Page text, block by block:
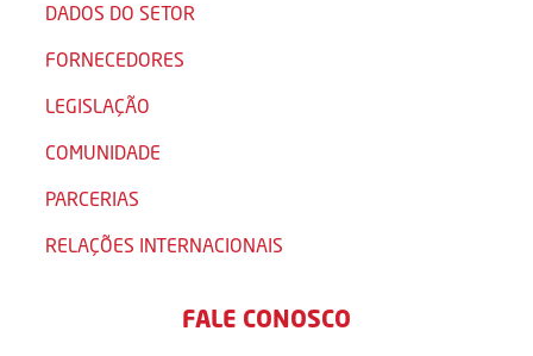
DADOS DO SETOR
FORNECEDORES
LEGISLAÇÃO
COMUNIDADE
PARCERIAS
RELAÇÕES INTERNACIONAIS
FALE CONOSCO